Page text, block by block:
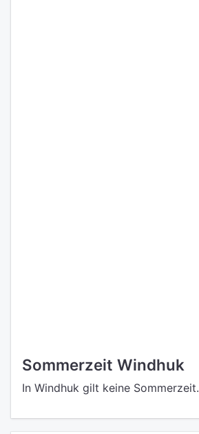
Sommerzeit Windhuk
In Windhuk gilt keine Sommerzeit.